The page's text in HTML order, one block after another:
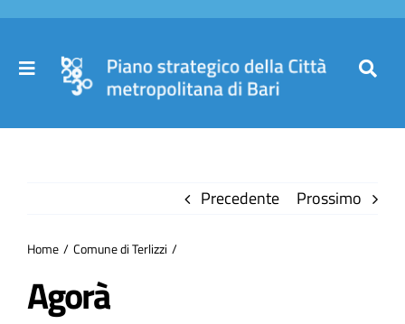
Salta
contenuto
Toggle
Precedente Prossimo
Home Comune di Terlizzi
Agorà